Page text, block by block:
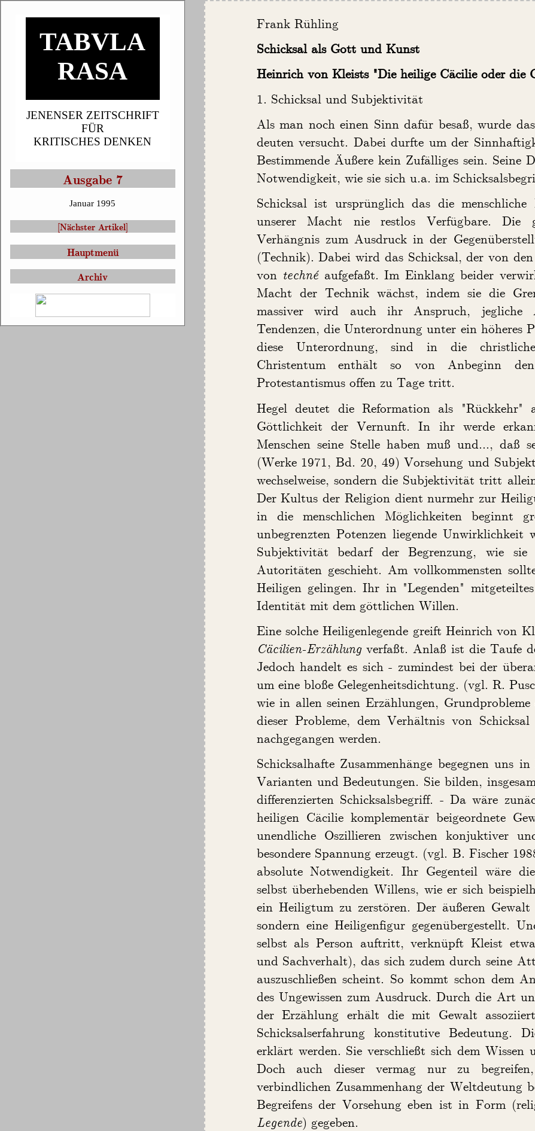
TABVLA
RASA
JENENSER ZEITSCHRIFT
FÜR
KRITISCHES DENKEN
Ausgabe 7
Januar 1995
[Nächster Artikel]
Hauptmenü
Archiv
Frank Rühling
Schicksal als Gott und Kunst
Heinrich von Kleists "Die heilige Cäcilie oder die
1. Schicksal und Subjektivität
Als man noch einen Sinn dafür besaß, wurde
deuten versucht. Dabei durfte um der
Bestimmende Äußere kein Zufälliges sein. Seine
Notwendigkeit, wie sie sich u.a. im
Schicksal ist ursprünglich das die
unserer Macht nie restlos Verfügbare. Die
Verhängnis zum Ausdruck in der
(Technik). Dabei wird das Schicksal, der von
von technéaufgefaßt. Im Einklang beider
Macht der Technik wächst, indem sie die
massiver wird auch ihr Anspruch, jegliche
Tendenzen, die Unterordnung unter ein höheres
diese Unterordnung, sind in die christliche
Christentum enthält so von Anbeginn
Protestantismus offen zu Tage tritt.
Hegel deutet die Reformation als
Göttlichkeit der Vernunft. In ihr werde
Menschen seine Stelle haben muß und..., daß
(Werke 1971, Bd. 20, 49) Vorsehung und
wechselweise, sondern die Subjektivität tritt
Der Kultus der Religion dient nurmehr zur
in die menschlichen Möglichkeiten beginnt
unbegrenzten Potenzen liegende
Subjektivität bedarf der Begrenzung, wie
Autoritäten geschieht. Am vollkommensten
Heiligen gelingen. Ihr in "Legenden"
Identität mit dem göttlichen Willen.
Eine solche Heiligenlegende greift Heinrich von
Cäcilien-Erzählungverfaßt. Anlaß ist die Taufe
Jedoch handelt es sich - zumindest bei der
um eine bloße Gelegenheitsdichtung. (vgl. R.
wie in allen seinen Erzählungen,
dieser Probleme, dem Verhältnis von
nachgegangen werden.
Schicksalhafte Zusammenhänge begegnen uns
Varianten und Bedeutungen. Sie bilden,
differenzierten Schicksalsbegriff. - Da wäre
heiligen Cäcilie komplementär beigeordnete
unendliche Oszillieren zwischen konjuktiver
besondere Spannung erzeugt. (vgl. B. Fischer
absolute Notwendigkeit. Ihr Gegenteil wäre
selbst überhebenden Willens, wie er sich
ein Heiligtum zu zerstören. Der äußeren
sondern eine Heiligenfigur gegenübergestellt.
selbst als Person auftritt, verknüpft Kleist
und Sachverhalt), das sich zudem durch seine
auszuschließen scheint. So kommt schon dem
des Ungewissen zum Ausdruck. Durch die Art
der Erzählung erhält die mit Gewalt
Schicksalserfahrung konstitutive Bedeutung.
erklärt werden. Sie verschließt sich dem
Doch auch dieser vermag nur zu
verbindlichen Zusammenhang der Weltdeutung
Begreifens der Vorsehung eben ist in Form
Legende) gegeben.